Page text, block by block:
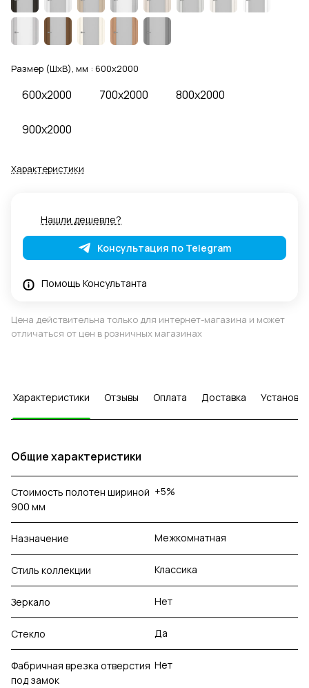
Размер (ШхВ), мм : 600x2000
600x2000 700x2000 800x2000
900x2000
Характеристики
Нашли дешевле?
Консультация по Telegram
Помощь Консультанта
Цена действительна только для интернет-магазина и может
отличаться от цен в розничных магазинах
Характеристики Отзывы Оплата Доставка Установка
Общие характеристики
Стоимость полотен шириной
900 мм
+5%
Назначение Межкомнатная
Стиль коллекции Классика
Зеркало Нет
Стекло Да
Фабричная врезка отверстия
под замок
Нет